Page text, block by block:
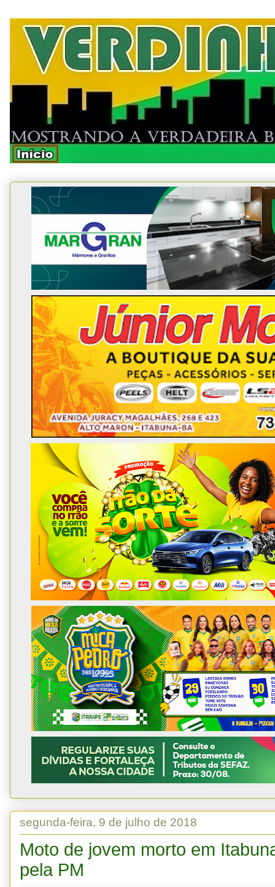
segunda-feira, 9 de julho de 2018
Moto de jovem morto em
pela PM